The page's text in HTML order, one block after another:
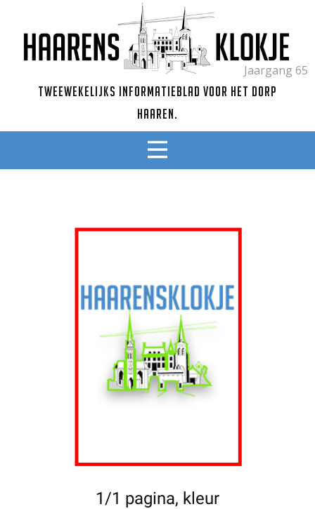
Jaargang 65
Tweewekelijks informatieblad voor het dorp
Haaren.
1/1 pagina, kleur